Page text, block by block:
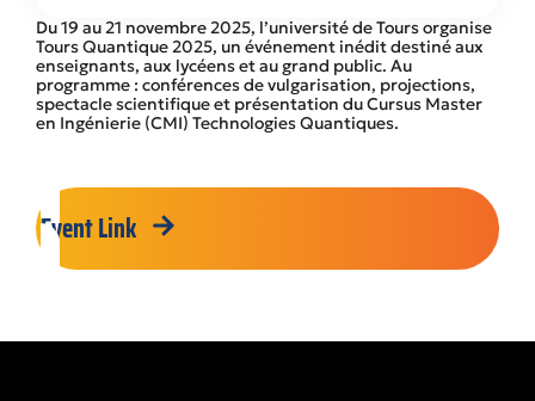
Du 19 au 21 novembre 2025, l’université de Tours organise
Tours Quantique 2025, un événement inédit destiné aux
enseignants, aux lycéens et au grand public. Au
programme : conférences de vulgarisation, projections,
spectacle scientifique et présentation du Cursus Master
en Ingénierie (CMI) Technologies Quantiques.
Event Link